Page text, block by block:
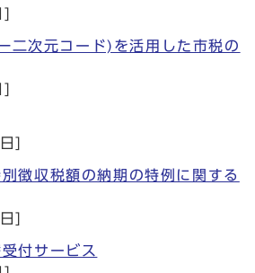
]
二次元コード)を活用した市税の
]
]
徴収税額の納期の特例に関する
]
付サービス